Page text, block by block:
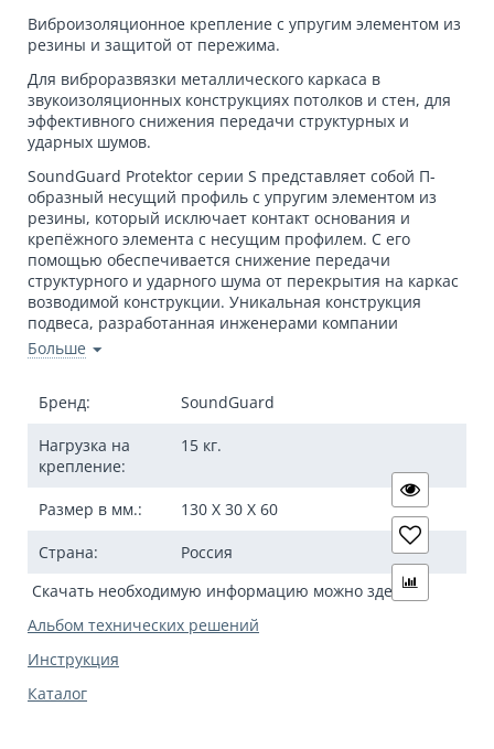
Виброизоляционное крепление с упругим элементом из
резины и защитой от пережима.
Для виброразвязки металлического каркаса в
звукоизоляционных конструкциях потолков и стен, для
эффективного снижения передачи структурных и
ударных шумов.
SoundGuard Protektor серии S представляет собой П-
образный несущий профиль с упругим элементом из
резины, который исключает контакт основания и
крепёжного элемента с несущим профилем. С его
помощью обеспечивается снижение передачи
структурного и ударного шума от перекрытия на каркас
возводимой конструкции. Уникальная конструкция
подвеса, разработанная инженерами компании
"Звукоизоляционные Европейские Технологии", имеет
ограничитель, обеспечивающий контроль фиксации
параметрам.
Полная совместимость с профильной системой
Минимальная глубина каркаса 30 мм
Толщина металла 1 мм
Монтаж облицовки с помощью креплений
SoundGuard Protektor позволяет увеличить
Универсальность использования и высокие
показатели препятствующие передаче
Универсально: На потолке данный вид подвесов
Больше
Бренд: SoundGuard
Нагрузка на
крепление:
15 кг.
Размер в мм.: 130 X 30 X 60
Страна:
Россия
Скачать необходимую информацию можно здесь:
Альбом технических решений
Инструкция
Каталог